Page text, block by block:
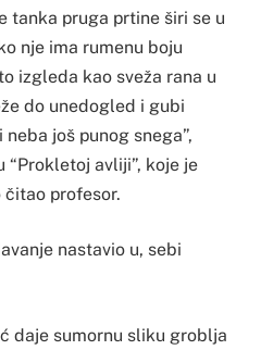
tanka pruga prtine širi se u
nje ima rumenu boju
izgleda kao sveža rana u
do unedogled i gubi
još punog snega”,
avliji”, koje je
profesor.
nastavio u, sebi
daje sumornu sliku groblja